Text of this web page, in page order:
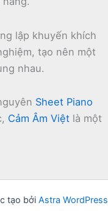
lập khuyến khích
tạo nên một
nhau.
Sheet Piano
Cảm Âm Việt là một
tạo bởi Astra WordPress